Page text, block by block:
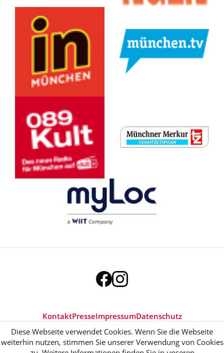
KontaktPresseImpressumDatenschutz
Diese Webseite verwendet Cookies. Wenn Sie die Webseite
weiterhin nutzen, stimmen Sie unserer Verwendung von Cookies